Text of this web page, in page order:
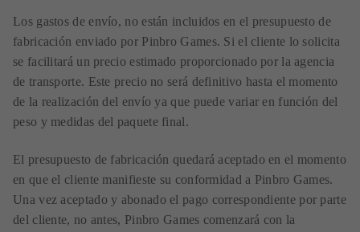
Los gastos de envío, no están incluidos en el presupuesto de
fabricación enviado por Pinbro Games. Si el cliente lo solicita
se facilitará un precio estimado proporcionado por la agencia
de transporte. Este precio no será definitivo hasta el momento
de la realización del envío ya que puede variar en función del
peso y medidas del paquete final.
El presupuesto de fabricación quedará aceptado en el momento
en que el cliente manifieste su conformidad a Pinbro Games.
Una vez aceptado y abonado el pago correspondiente por parte
del cliente, no antes, Pinbro Games comenzará con la